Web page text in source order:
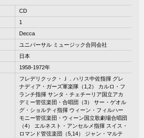
CD
1
Decca
ユニバーサル ミュージック合同会社
日本
1958-1972年
フレデリクック・Ｊ．ハリス中佐指揮 グレ
ナディア・ガーズ軍楽隊（1,2） カルロ・フ
ランチ指揮 サンタ・チェチーリア国立アカ
デミー管弦楽団・合唱団（3） サー・ゲオル
グ・ショルティ指揮 ウィーン・フィルハー
モニー管弦楽団・ウィーン国立歌劇場合唱団
（4） エルネスト・アンセルメ指揮 スイス・
ロマンド管弦楽団（5,14） ジャン・マルテ